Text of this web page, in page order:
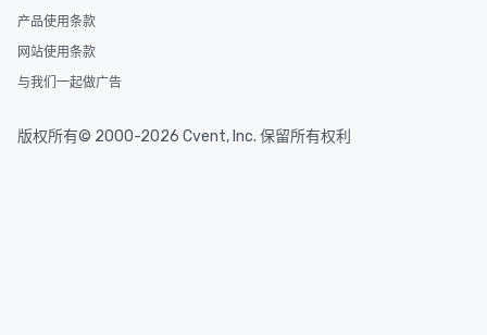
产品使用条款
网站使用条款
与我们一起做广告
版权所有© 2000-2026 Cvent, Inc. 保留所有权利